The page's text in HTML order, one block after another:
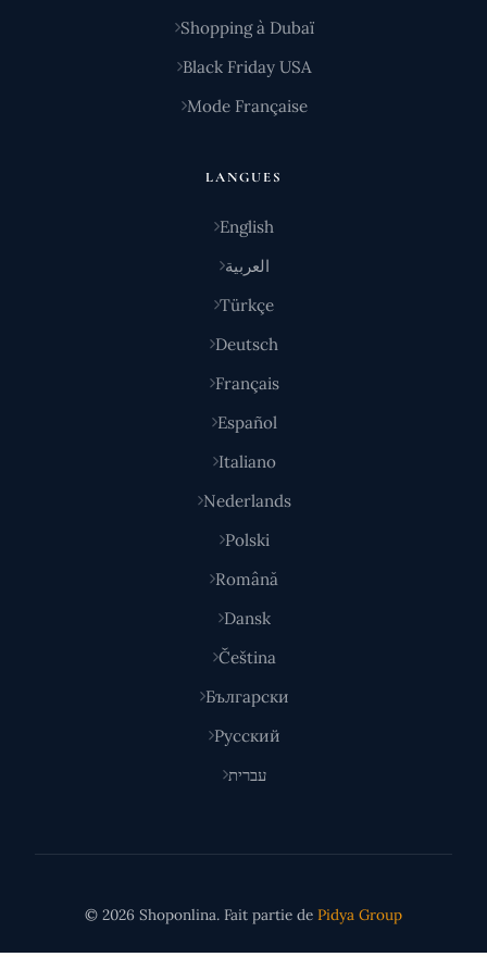
Shopping à Dubaï
Black Friday USA
Mode Française
LANGUES
English
العربية
Türkçe
Deutsch
Français
Español
Italiano
Nederlands
Polski
Română
Dansk
Čeština
Български
Русский
עברית
© 2026 Shoponlina. Fait partie de Pidya Group